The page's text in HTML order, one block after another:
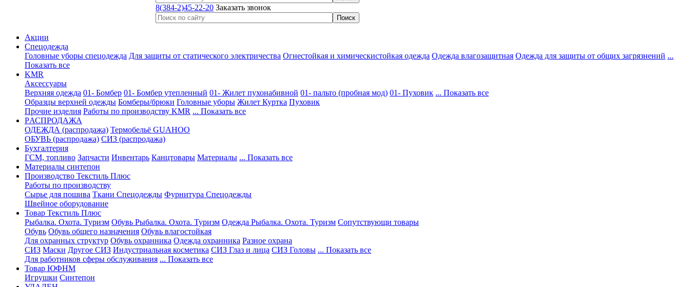
8(384-2)45-22-20 Заказать звонок
Акции
Спецодежда
Головные уборы спецодежда Для защиты от статического электричества Огнестойкая и химическистойкая одежда Одежда влагозащитная Одежда для защиты от общих загрязнений ...
Показать все
KMR
Аксессуары
Верхняя одежда 01- Бомбер 01- Бомбер утепленный 01- Жилет пухонабивной 01- пальто (пробная мод) 01- Пуховик ... Показать все
Образцы верхней одежды Бомберы/брюки Головные уборы Жилет Куртка Пуховик
Прочие изделия Работы по производству KMR ... Показать все
PАСПРОДАЖА
ОДЕЖДА (распродажа) Термобельё GUAHOO
ОБУВЬ (распродажа) СИЗ (распродажа)
Бухгалтерия
ГСМ, топливо Запчасти Инвентарь Канцтовары Материалы ... Показать все
Материалы синтепон
Производство Текстиль Плюс
Работы по производству
Сырье для пошива Ткани Спецодежды Фурнитура Спецодежды
Швейное оборудование
Товар Текстиль Плюс
Рыбалка. Охота. Туризм Обувь Рыбалка. Охота. Туризм Одежда Рыбалка. Охота. Туризм Сопутствующи товары
Обувь Обувь общего назначения Обувь влагостойкая
Для охранных структур Обувь охранника Одежда охранника Разное охрана
СИЗ Маски Другое СИЗ Индустриальная косметика СИЗ Глаз и лица СИЗ Головы ... Показать все
Для работников сферы обслуживания ... Показать все
Товар ЮФНМ
Игрушки Синтепон